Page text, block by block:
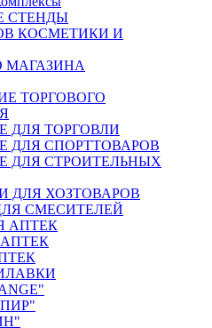
СТЕНДЫ
КОСМЕТИКИ И
МАГАЗИНА
ТОРГОВОГО
ДЛЯ ТОРГОВЛИ
ДЛЯ СПОРТТОВАРОВ
ДЛЯ СТРОИТЕЛЬНЫХ
ДЛЯ ХОЗТОВАРОВ
СМЕСИТЕЛЕЙ
АПТЕК